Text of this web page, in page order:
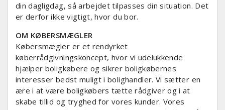
din dagligdag, så arbejdet tilpasses din situation. Det
er derfor ikke vigtigt, hvor du bor.
OM KØBERSMÆGLER
Købersmægler er et rendyrket
køberrådgivningskoncept, hvor vi udelukkende
hjælper boligkøbere og sikrer boligkøbernes
interesser bedst muligt i bolighandler. Vi sætter en
ære i at være boligkøbers tætte rådgiver og i at
skabe tillid og tryghed for vores kunder. Vores